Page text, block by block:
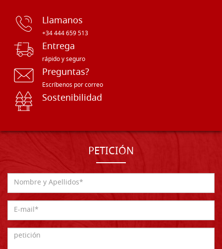
Llamanos
+34 444 659 513
Entrega
rápido y seguro
Preguntas?
Escríbenos por correo
Sostenibilidad
PETICIÓN